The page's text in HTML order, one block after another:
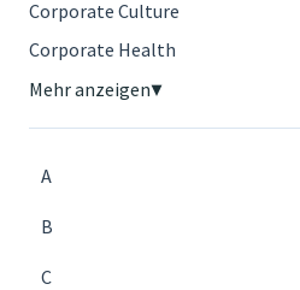
Corporate Culture
Corporate Health
Mehr anzeigen▼
A
B
C